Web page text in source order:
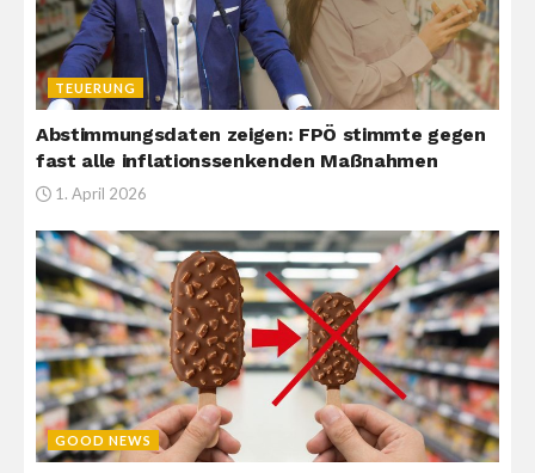
TEUERUNG
Abstimmungsdaten zeigen: FPÖ stimmte gegen
fast alle inflationssenkenden Maßnahmen
1. April 2026
GOOD NEWS